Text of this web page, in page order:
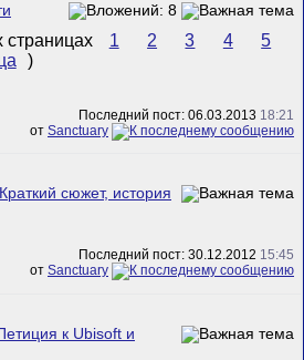
1 2 3 4
5
)
Последний пост: 06.03.2013 18:21
от Sanctuary
сюжет, история
Последний пост: 30.12.2012 15:45
от Sanctuary
к Ubisoft и